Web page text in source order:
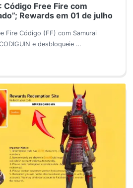
Código Free Fire com
Rewards em 01 de julho
Fire Código (FF) com Samurai
e desbloqueie …